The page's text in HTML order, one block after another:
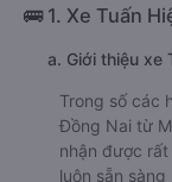
🚌 1. Xe Tuấn
a. Giới thiệu xe
Trong số các
Đồng Nai từ
nhận được
luôn sẵn